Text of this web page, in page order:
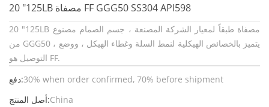
20 "125LB مصفاة FF GGG50 SS304 API598
20 "125LB مصفاة طبقاً لمعيار الشركة المصنعة ، جسم الصمام مصنوع
من GGG50 ، يتميز بالخصائص الهيكلية لنمط السلة وغطاء الهيكل ، ووضع
التوصيل هو FF.
دفع:30% when order confirmed, 70% before shipment
أصل المنتج:China